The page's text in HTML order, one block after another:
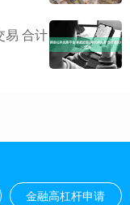
易 合计
金融高杠杆申请